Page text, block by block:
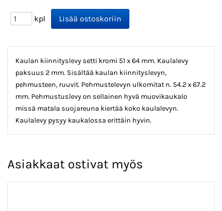
kpl
Kaulan kiinnityslevy setti kromi 51 x 64 mm. Kaulalevy
paksuus 2 mm. Sisältää kaulan kiinnityslevyn,
pehmusteen, ruuvit. Pehmustelevyn ulkomitat n. 54.2 x 67.2
mm. Pehmustuslevy on sellainen hyvä muovikaukalo
missä matala suojareuna kiertää koko kaulalevyn.
Kaulalevy pysyy kaukalossa erittäin hyvin.
Asiakkaat ostivat myös